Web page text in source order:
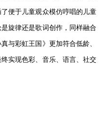
便于儿童观众模仿哼唱的儿童
旋律还是歌词创作，同样融合
与彩虹王国》更加符合低龄、
实现色彩、音乐、语言、社交